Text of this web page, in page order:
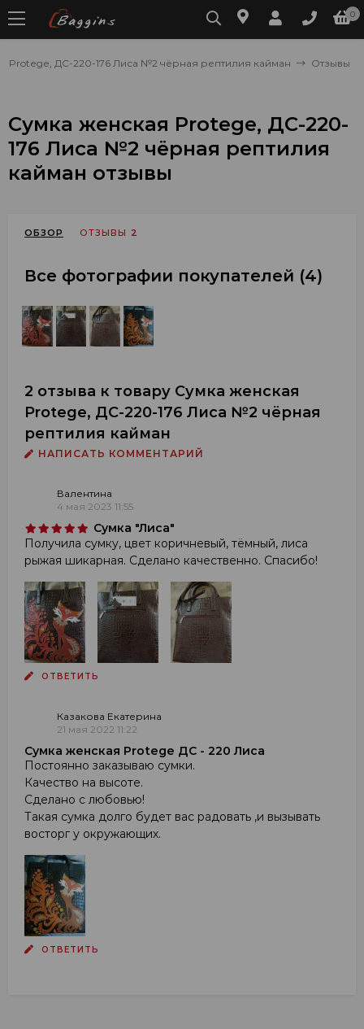
0
Protege, ДС-220-176 Лиса №2 чёрная рептилия кайман Отзывы
Сумка женская Protege, ДС-220-
176 Лиса №2 чёрная рептилия
кайман отзывы
ОБЗОР ОТЗЫВЫ 2
Все фотографии покупателей (4)
2 отзыва к товару Сумка женская
Protege, ДС-220-176 Лиса №2 чёрная
рептилия кайман
НАПИСАТЬ КОММЕНТАРИЙ
Валентина
4 мая 2023 11:55
Сумка "Лиса"
Получила сумку, цвет коричневый, тёмный, лиса
рыжая шикарная. Сделано качественно. Спасибо!
ОТВЕТИТЬ
Казакова Екатерина
21 мая 2022 11:22
Сумка женская Protege ДС - 220 Лиса
Постоянно заказываю сумки.
Качество на высоте.
Сделано с любовью!
Такая сумка долго будет вас радовать ,и вызывать
восторг у окружающих.
ОТВЕТИТЬ